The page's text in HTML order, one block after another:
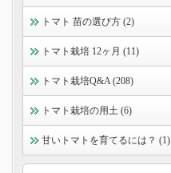
トマト 苗の選び方 (2)
トマト栽培 12ヶ月 (11)
トマト栽培Q&A (208)
トマト栽培の用土 (6)
甘いトマトを育てるには？ (1)